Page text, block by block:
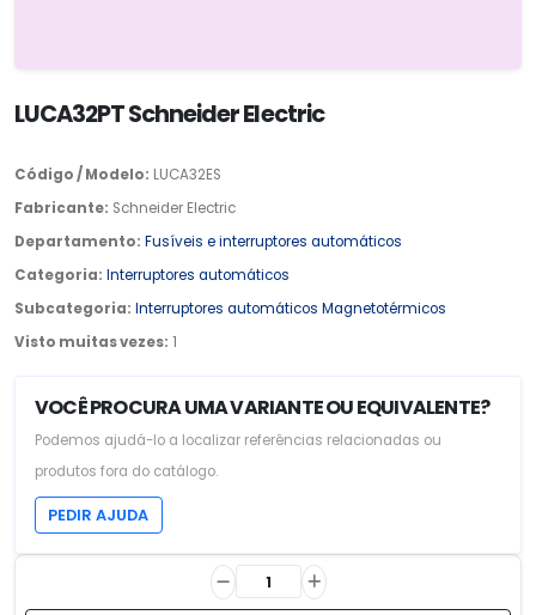
LUCA32PT Schneider Electric
Código / Modelo: LUCA32ES
Fabricante: Schneider Electric
Departamento: Fusíveis e interruptores automáticos
Categoria: Interruptores automáticos
Subcategoria: Interruptores automáticos Magnetotérmicos
Visto muitas vezes: 1
VOCÊ PROCURA UMA VARIANTE OU EQUIVALENTE?
Podemos ajudá-lo a localizar referências relacionadas ou
produtos fora do catálogo.
PEDIR AJUDA